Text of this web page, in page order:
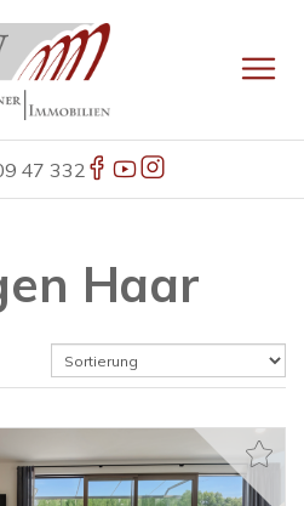
47 332
Haar